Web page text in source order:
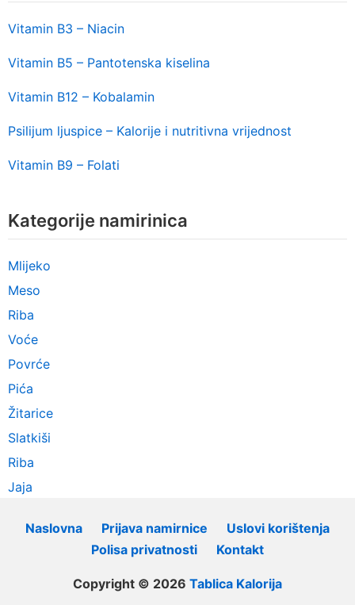
Vitamin B3 – Niacin
Vitamin B5 – Pantotenska kiselina
Vitamin B12 – Kobalamin
Psilijum ljuspice – Kalorije i nutritivna vrijednost
Vitamin B9 – Folati
Kategorije namirinica
Mlijeko
Meso
Riba
Voće
Povrće
Pića
Žitarice
Slatkiši
Riba
Jaja
Naslovna Prijava namirnice
Uslovi korištenja
Polisa privatnosti
Kontakt
Copyright © 2026 Tablica Kalorija